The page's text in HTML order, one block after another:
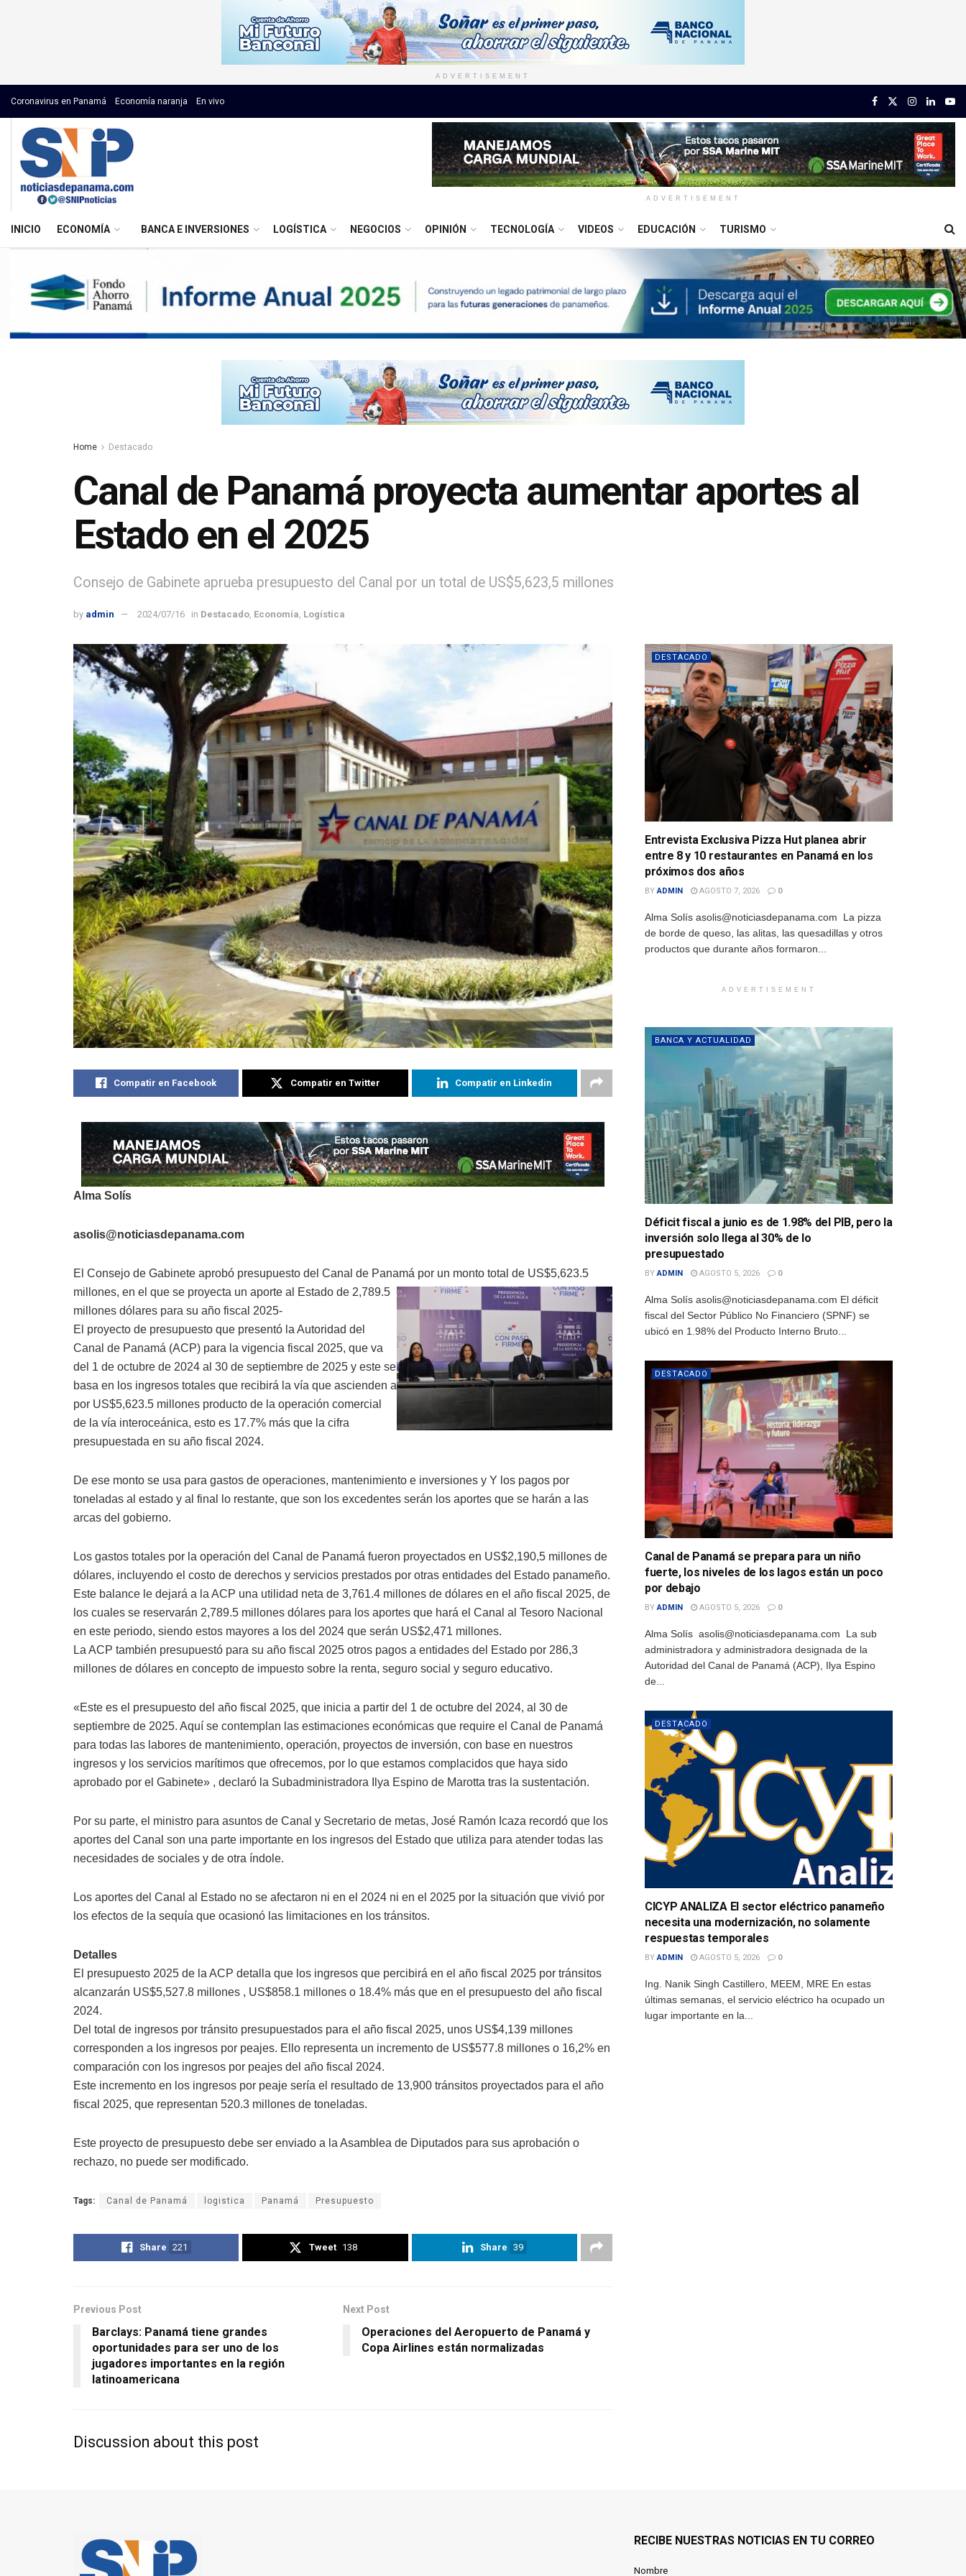
ADVERTISEMENT
Coronavirus en Panamá Economía naranja En vivo
ADVERTISEMENT
INICIO ECONOMÍA BANCA E INVERSIONES LOGÍSTICA NEGOCIOS OPINIÓN TECNOLOGÍA VIDEOS EDUCACIÓN TURISMO
Home Destacado
Canal de Panamá proyecta aumentar aportes al
Estado en el 2025
Consejo de Gabinete aprueba presupuesto del Canal por un total de US$5,623,5 millones
by admin 2024/07/16 in Destacado Economía Logística
Compatir en Facebook Compatir en Twitter Compatir en Linkedin
Alma Solís
asolis@noticiasdepanama.com
El Consejo de Gabinete aprobó presupuesto del Canal de Panamá por un monto total de US$5,623.5
millones, en el que se proyecta un aporte al Estado de 2,789.5
millones dólares para su año fiscal 2025-
El proyecto de presupuesto que presentó la Autoridad del
Canal de Panamá (ACP) para la vigencia fiscal 2025, que va
del 1 de octubre de 2024 al 30 de septiembre de 2025 y este se
basa en los ingresos totales que recibirá la vía que ascienden a
por US$5,623.5 millones producto de la operación comercial
de la vía interoceánica, esto es 17.7% más que la cifra
presupuestada en su año fiscal 2024.
De ese monto se usa para gastos de operaciones, mantenimiento e inversiones y Y los pagos por
toneladas al estado y al final lo restante, que son los excedentes serán los aportes que se harán a las
arcas del gobierno.
Los gastos totales por la operación del Canal de Panamá fueron proyectados en US$2,190,5 millones de
dólares, incluyendo el costo de derechos y servicios prestados por otras entidades del Estado panameño.
Este balance le dejará a la ACP una utilidad neta de 3,761.4 millones de dólares en el año fiscal 2025, de
los cuales se reservarán 2,789.5 millones dólares para los aportes que hará el Canal al Tesoro Nacional
en este periodo, siendo estos mayores a los del 2024 que serán US$2,471 millones.
La ACP también presupuestó para su año fiscal 2025 otros pagos a entidades del Estado por 286,3
millones de dólares en concepto de impuesto sobre la renta, seguro social y seguro educativo.
«Este es el presupuesto del año fiscal 2025, que inicia a partir del 1 de octubre del 2024, al 30 de
septiembre de 2025. Aquí se contemplan las estimaciones económicas que require el Canal de Panamá
para todas las labores de mantenimiento, operación, proyectos de inversión, con base en nuestros
ingresos y los servicios marítimos que ofrecemos, por lo que estamos complacidos que haya sido
aprobado por el Gabinete» , declaró la Subadministradora Ilya Espino de Marotta tras la sustentación.
Por su parte, el ministro para asuntos de Canal y Secretario de metas, José Ramón Icaza recordó que los
aportes del Canal son una parte importante en los ingresos del Estado que utiliza para atender todas las
necesidades de sociales y de otra índole.
Los aportes del Canal al Estado no se afectaron ni en el 2024 ni en el 2025 por la situación que vivió por
los efectos de la sequía que ocasionó las limitaciones en los tránsitos.
Detalles
El presupuesto 2025 de la ACP detalla que los ingresos que percibirá en el año fiscal 2025 por tránsitos
alcanzarán US$5,527.8 millones , US$858.1 millones o 18.4% más que en el presupuesto del año fiscal
2024.
Del total de ingresos por tránsito presupuestados para el año fiscal 2025, unos US$4,139 millones
corresponden a los ingresos por peajes. Ello representa un incremento de US$577.8 millones o 16,2% en
comparación con los ingresos por peajes del año fiscal 2024.
Este incremento en los ingresos por peaje sería el resultado de 13,900 tránsitos proyectados para el año
fiscal 2025, que representan 520.3 millones de toneladas.
Este proyecto de presupuesto debe ser enviado a la Asamblea de Diputados para sus aprobación o
rechazo, no puede ser modificado.
Tags: Canal de Panamá logistica Panamá Presupuesto
Share 221 Tweet 138 Share 39
Previous Post
Barclays: Panamá tiene grandes
oportunidades para ser uno de los
jugadores importantes en la región
latinoamericana
Next Post
Operaciones del Aeropuerto de Panamá y
Copa Airlines están normalizadas
Discussion about this post
DESTACADO
Entrevista Exclusiva Pizza Hut planea abrir
entre 8 y 10 restaurantes en Panamá en los
próximos dos años
BY ADMIN AGOSTO 7, 2026 0
Alma Solís asolis@noticiasdepanama.com La pizza
de borde de queso, las alitas, las quesadillas y otros
productos que durante años formaron...
ADVERTISEMENT
BANCA Y ACTUALIDAD
Déficit fiscal a junio es de 1.98% del PIB, pero la
inversión solo llega al 30% de lo
presupuestado
BY ADMIN AGOSTO 5, 2026 0
Alma Solís asolis@noticiasdepanama.com El déficit
fiscal del Sector Público No Financiero (SPNF) se
ubicó en 1.98% del Producto Interno Bruto...
DESTACADO
Canal de Panamá se prepara para un niño
fuerte, los niveles de los lagos están un poco
por debajo
BY ADMIN AGOSTO 5, 2026 0
Alma Solís asolis@noticiasdepanama.com La sub
administradora y administradora designada de la
Autoridad del Canal de Panamá (ACP), Ilya Espino
de...
DESTACADO
CICYP ANALIZA El sector eléctrico panameño
necesita una modernización, no solamente
respuestas temporales
BY ADMIN AGOSTO 5, 2026 0
Ing. Nanik Singh Castillero, MEEM, MRE En estas
últimas semanas, el servicio eléctrico ha ocupado un
lugar importante en la...
RECIBE NUESTRAS NOTICIAS EN TU CORREO
Nombre